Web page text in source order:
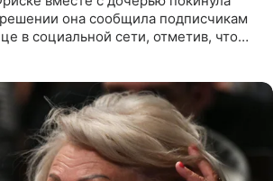
она сообщила подписчикам
в социальной сети, отметив, что